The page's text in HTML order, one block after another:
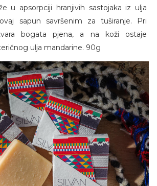
u apsorpciji hranjivih sastojaka iz ulja
sapun savršenim za tuširanje. Pri
bogata pjena, a na koži ostaje
ulja mandarine. 90g